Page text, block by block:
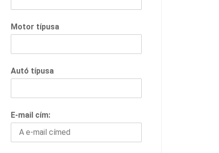
Motor típusa
Autó típusa
E-mail cím: